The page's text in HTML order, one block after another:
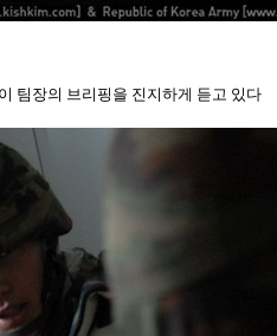
팀장의 브리핑을 진지하게 듣고 있다